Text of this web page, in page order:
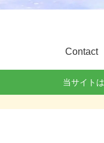
Contact
当サイト